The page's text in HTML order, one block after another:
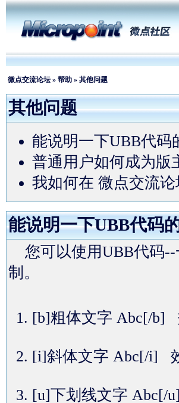
微点交流论坛 » 帮助 » 其他问题
其他问题
能说明一下UBB代码
普通用户如何成为版
我如何在 微点交流
能说明一下UBB代码
您可以使用UBB代码--
制。
[b]粗体文字 Abc[/b]
[i]斜体文字 Abc[/i]
[u]下划线文字 Abc[/